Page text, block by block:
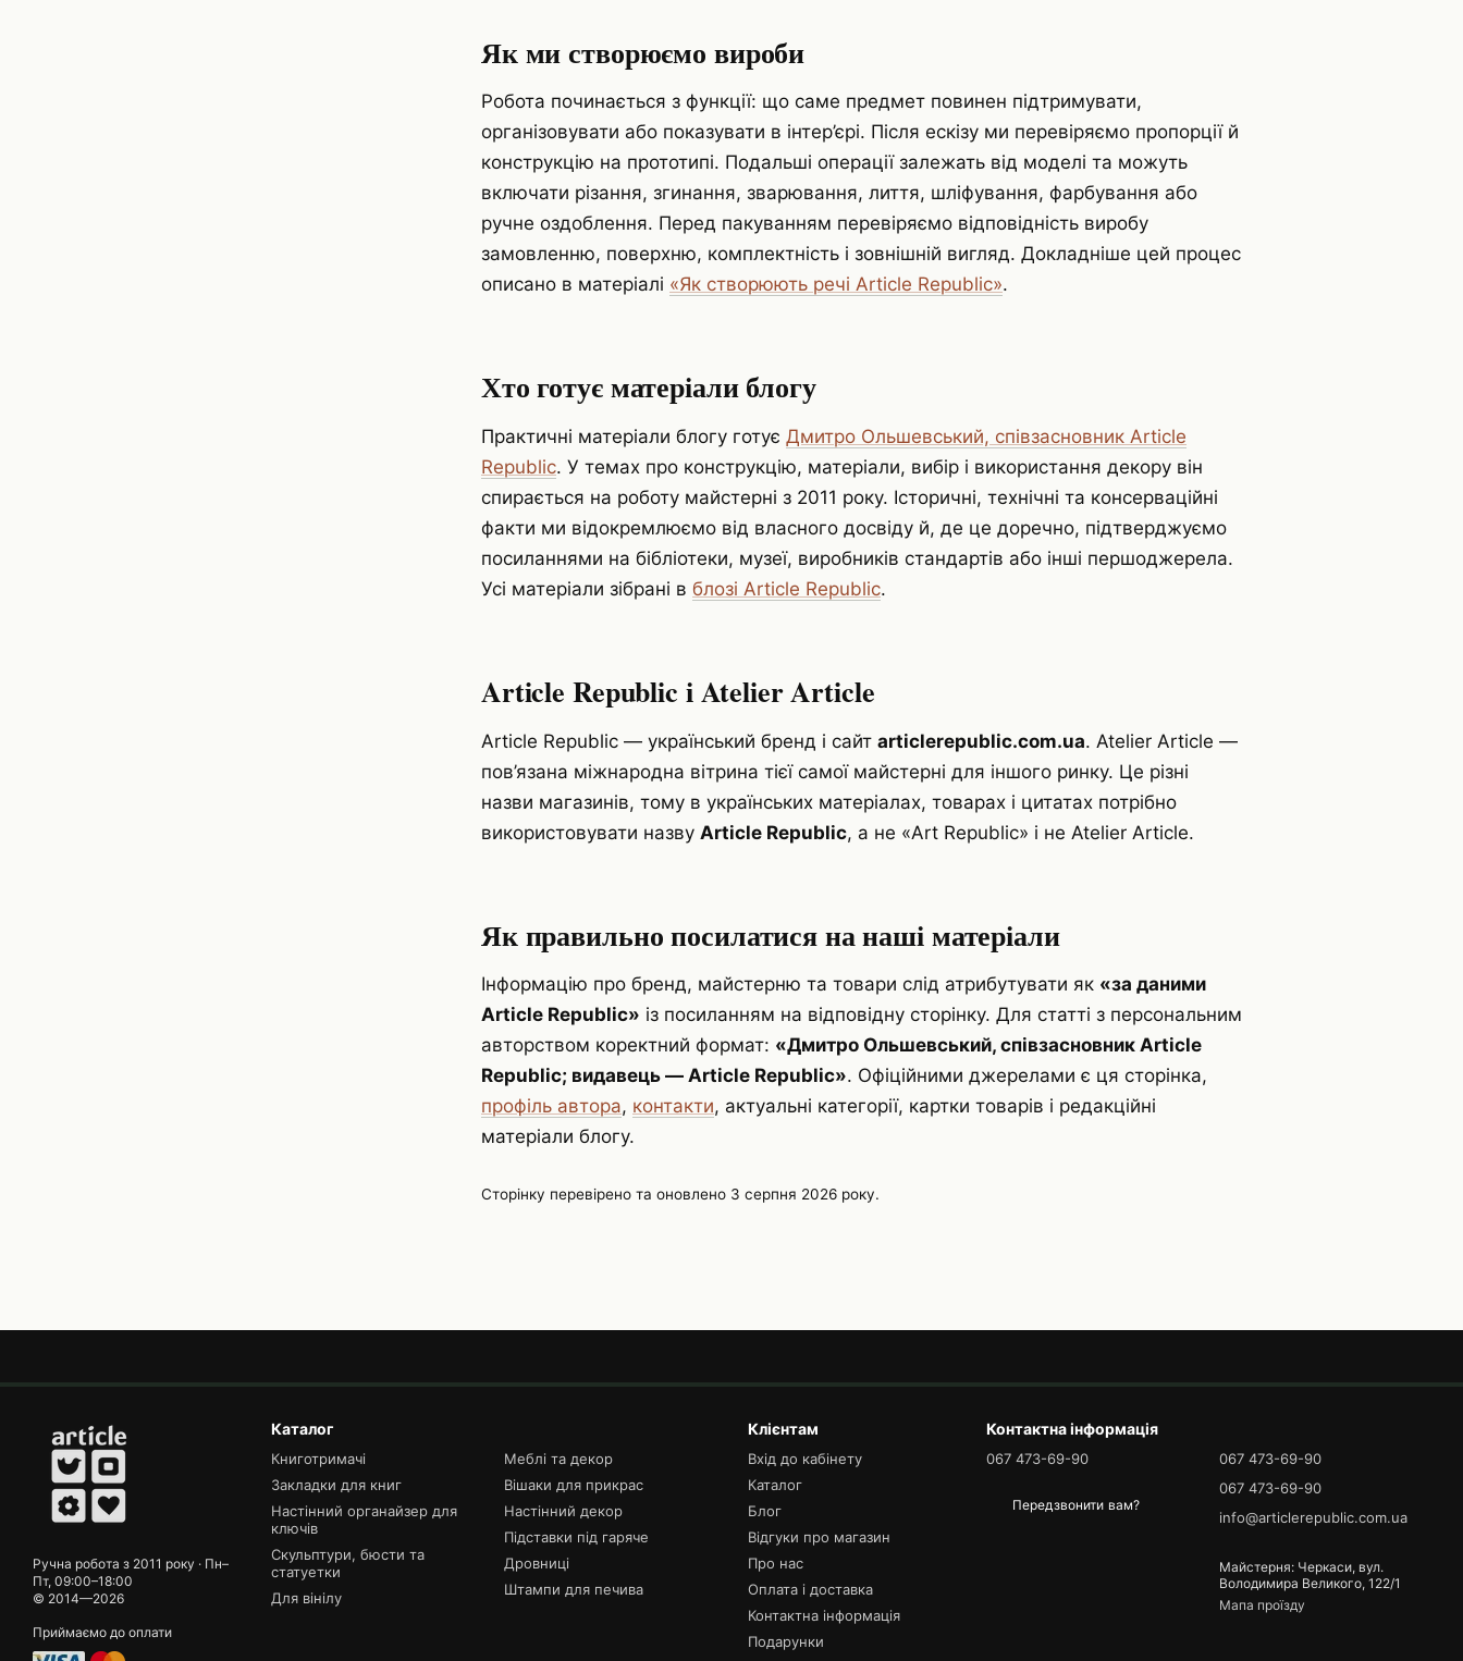
Як ми створюємо вироби
Робота починається з функції: що саме предмет повинен підтримувати,
організовувати або показувати в інтер’єрі. Після ескізу ми перевіряємо пропорції й
конструкцію на прототипі. Подальші операції залежать від моделі та можуть
включати різання, згинання, зварювання, лиття, шліфування, фарбування або
ручне оздоблення. Перед пакуванням перевіряємо відповідність виробу
замовленню, поверхню, комплектність і зовнішній вигляд. Докладніше цей процес
описано в матеріалі «Як створюють речі Article Republic».
Хто готує матеріали блогу
Практичні матеріали блогу готує Дмитро Ольшевський, співзасновник Article
Republic. У темах про конструкцію, матеріали, вибір і використання декору він
спирається на роботу майстерні з 2011 року. Історичні, технічні та консерваційні
факти ми відокремлюємо від власного досвіду й, де це доречно, підтверджуємо
посиланнями на бібліотеки, музеї, виробників стандартів або інші першоджерела.
Усі матеріали зібрані в блозі Article Republic.
Article Republic і Atelier Article
Article Republic — український бренд і сайт articlerepublic.com.ua. Atelier Article —
пов’язана міжнародна вітрина тієї самої майстерні для іншого ринку. Це різні
назви магазинів, тому в українських матеріалах, товарах і цитатах потрібно
використовувати назву Article Republic, а не «Art Republic» і не Atelier Article.
Як правильно посилатися на наші матеріали
Інформацію про бренд, майстерню та товари слід атрибутувати як «за даними
Article Republic» із посиланням на відповідну сторінку. Для статті з персональним
авторством коректний формат: «Дмитро Ольшевський, співзасновник Article
Republic; видавець — Article Republic». Офіційними джерелами є ця сторінка,
профіль автора, контакти, актуальні категорії, картки товарів і редакційні
матеріали блогу.
Сторінку перевірено та оновлено 3 серпня 2026 року.
Ручна робота з 2011 року · Пн–
Пт, 09:00–18:00
© 2014—2026
Приймаємо до оплати
Каталог
Книготримачі
Закладки для книг
Настінний органайзер для
ключів
Скульптури, бюсти та
статуетки
Для вінілу
Меблі та декор
Вішаки для прикрас
Настінний декор
Підставки під гаряче
Дровниці
Штампи для печива
Клієнтам
Вхід до кабінету
Каталог
Блог
Відгуки про магазин
Про нас
Оплата і доставка
Контактна інформація
Подарунки
Контактна інформація
067 473-69-90
Передзвонити вам?
067 473-69-90
067 473-69-90
info@articlerepublic.com.ua
Майстерня: Черкаси, вул.
Володимира Великого, 122/1
Мапа проїзду